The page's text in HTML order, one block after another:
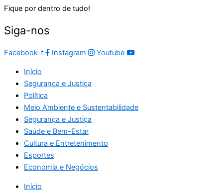
Fique por dentro de tudo!
Siga-nos
Facebook-f Instagram Youtube
Início
Segurança e Justiça
Política
Meio Ambiente e Sustentabilidade
Segurança e Justiça
Saúde e Bem-Estar
Cultura e Entretenimento
Esportes
Economia e Negócios
Início